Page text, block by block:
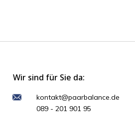
Wir sind für Sie da:
kontakt@paarbalance.de
089 - 201 901 95